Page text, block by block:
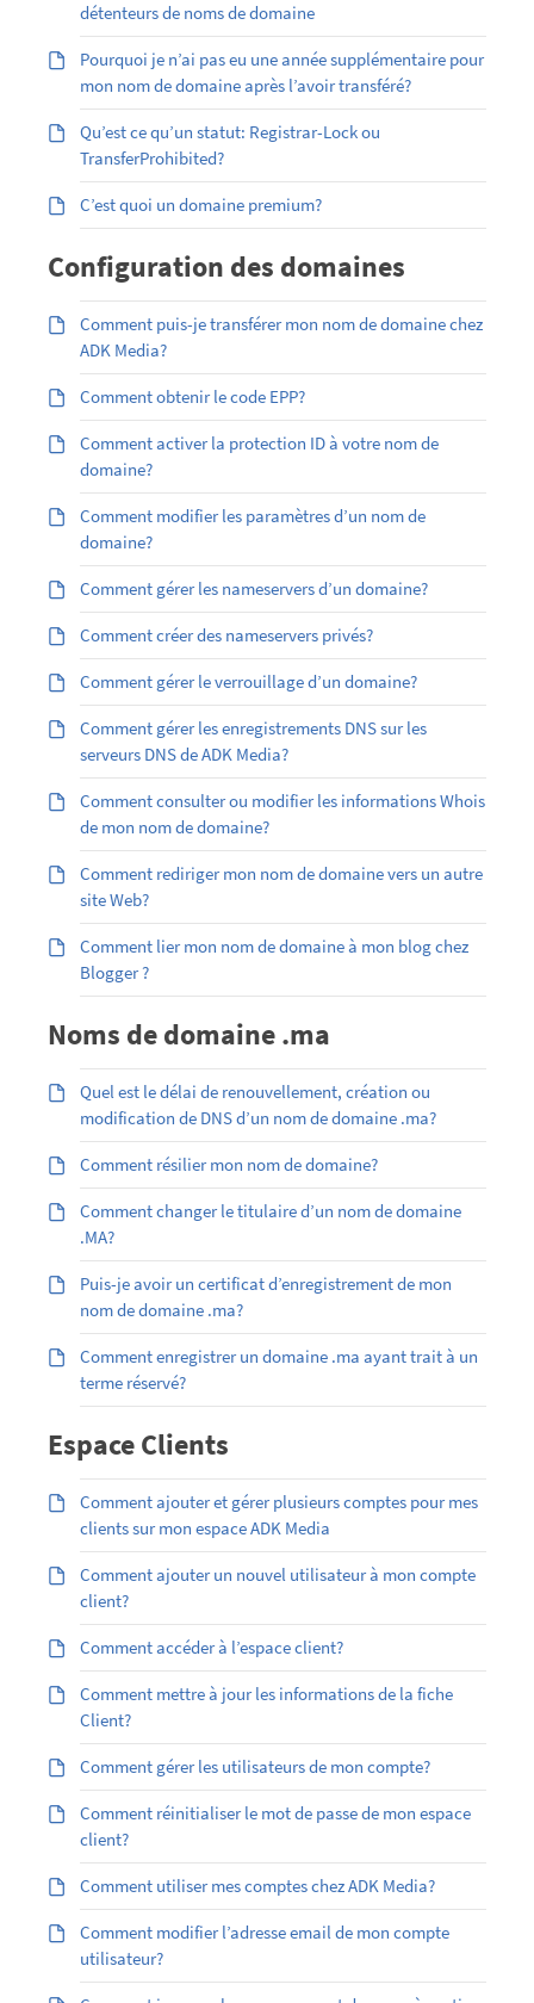
détenteurs de noms de domaine
Pourquoi je n’ai pas eu une année supplémentaire pour
mon nom de domaine après l’avoir transféré?
Qu’est ce qu’un statut: Registrar-Lock ou
TransferProhibited?
C’est quoi un domaine premium?
Configuration des domaines
Comment puis-je transférer mon nom de domaine chez
ADK Media?
Comment obtenir le code EPP?
Comment activer la protection ID à votre nom de
domaine?
Comment modifier les paramètres d’un nom de
domaine?
Comment gérer les nameservers d’un domaine?
Comment créer des nameservers privés?
Comment gérer le verrouillage d’un domaine?
Comment gérer les enregistrements DNS sur les
serveurs DNS de ADK Media?
Comment consulter ou modifier les informations Whois
de mon nom de domaine?
Comment rediriger mon nom de domaine vers un autre
site Web?
Comment lier mon nom de domaine à mon blog chez
Blogger ?
Noms de domaine .ma
Quel est le délai de renouvellement, création ou
modification de DNS d’un nom de domaine .ma?
Comment résilier mon nom de domaine?
Comment changer le titulaire d’un nom de domaine
.MA?
Puis-je avoir un certificat d’enregistrement de mon
nom de domaine .ma?
Comment enregistrer un domaine .ma ayant trait à un
terme réservé?
Espace Clients
Comment ajouter et gérer plusieurs comptes pour mes
clients sur mon espace ADK Media
Comment ajouter un nouvel utilisateur à mon compte
client?
Comment accéder à l’espace client?
Comment mettre à jour les informations de la fiche
Client?
Comment gérer les utilisateurs de mon compte?
Comment réinitialiser le mot de passe de mon espace
client?
Comment utiliser mes comptes chez ADK Media?
Comment modifier l’adresse email de mon compte
utilisateur?